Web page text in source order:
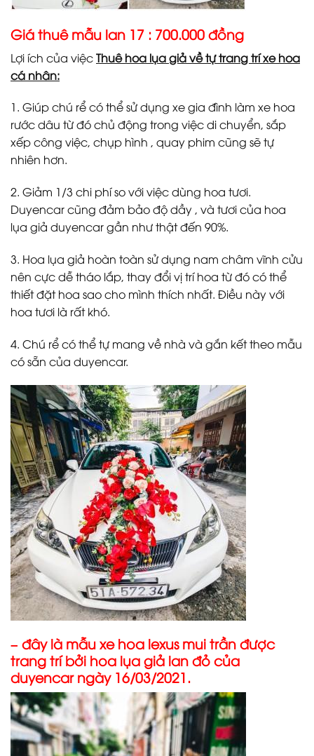
Giá thuê mẫu lan 17 : 700.000 đồng
Lợi ích của việcThuê hoa lụa giả về tự trang trí xe hoa
cá nhân:
1. Giúp chú rể có thể sử dụng xe gia đình làm xe hoa
rước dâu từ đó chủ động trong việc di chuyển, sắp
xếp công việc, chụp hình , quay phim cũng sẽ tự
nhiên hơn.
2. Giảm 1/3 chi phí so với việc dùng hoa tươi.
Duyencar cũng đảm bảo độ dầy , và tươi của hoa
lụa giả duyencar gần như thật đến 90%.
3. Hoa lụa giả hoàn toàn sử dụng nam châm vĩnh cửu
nên cực dễ tháo lắp, thay đổi vị trí hoa từ đó có thể
thiết đặt hoa sao cho mình thích nhất. Điều này với
hoa tươi là rất khó.
4. Chú rể có thể tự mang về nhà và gắn kết theo mẫu
có sẵn của duyencar.
– đây là mẫu xe hoa lexus mui trần được
trang trí bởi hoa lụa giả lan đỏ của
duyencar ngày 16/03/2021.